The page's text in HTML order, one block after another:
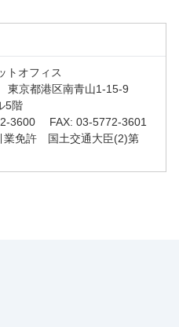
トオフィス
東京都港区南青山1-15-9
5階
3600 FAX: 03-5772-3601
業免許 国土交通大臣(2)第